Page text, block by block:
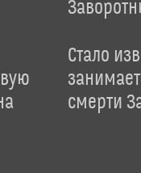
Стало
смерти